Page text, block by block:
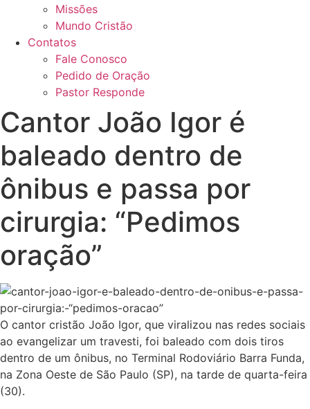
Missões
Mundo Cristão
Contatos
Fale Conosco
Pedido de Oração
Pastor Responde
Cantor João Igor é
baleado dentro de
ônibus e passa por
cirurgia: “Pedimos
oração”
O cantor cristão João Igor, que viralizou nas redes sociais
ao evangelizar um travesti, foi baleado com dois tiros
dentro de um ônibus, no Terminal Rodoviário Barra Funda,
na Zona Oeste de São Paulo (SP), na tarde de quarta-feira
(30).